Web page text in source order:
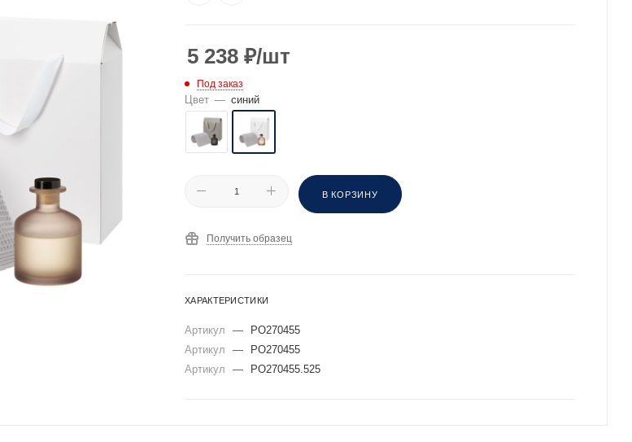
5 238 ₽/шт
Под заказ
Цвет — синий
В КОРЗИНУ
Получить образец
ХАРАКТЕРИСТИКИ
Артикул —
PO270455
Артикул
—
PO270455
Артикул
— PO270455.525